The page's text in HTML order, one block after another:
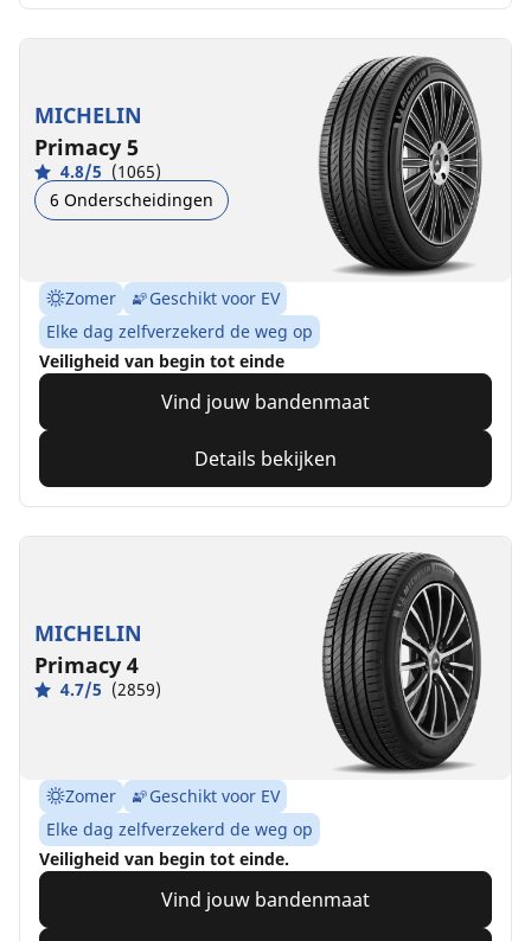
MICHELIN
Primacy 5
4.8/5 (1065)
6 Onderscheidingen
Zomer
Geschikt voor EV
Elke dag zelfverzekerd de weg op
Veiligheid van begin tot einde
Vind jouw bandenmaat
Details bekijken
MICHELIN
Primacy 4
4.7/5 (2859)
Zomer
Geschikt voor EV
Elke dag zelfverzekerd de weg op
Veiligheid van begin tot einde.
Vind jouw bandenmaat